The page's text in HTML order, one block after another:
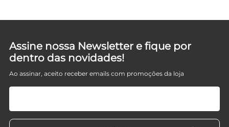
Assine nossa Newsletter e fique por
dentro das novidades!
Ao assinar, aceito receber emails com promoções da loja